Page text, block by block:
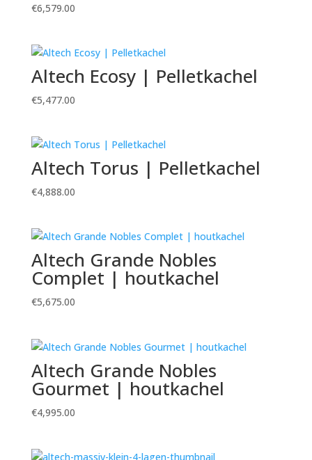
€6,579.00
Altech Ecosy | Pelletkachel
€5,477.00
Altech Torus | Pelletkachel
€4,888.00
Altech Grande Nobles
Complet | houtkachel
€5,675.00
Altech Grande Nobles
Gourmet | houtkachel
€4,995.00